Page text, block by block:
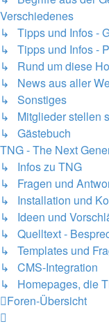
Verschiedenes
↳ Tipps und Infos -
↳ Tipps und Infos -
↳ Rund um diese
↳ News aus aller
↳ Sonstiges
↳ Mitglieder stellen
↳ Gästebuch
TNG - The Next
↳ Infos zu TNG
↳ Fragen und
↳ Installation und
↳ Ideen und
↳ Quelltext -
↳ Templates und
↳ CMS-Integration
↳ Homepages, die
Foren-Übersicht